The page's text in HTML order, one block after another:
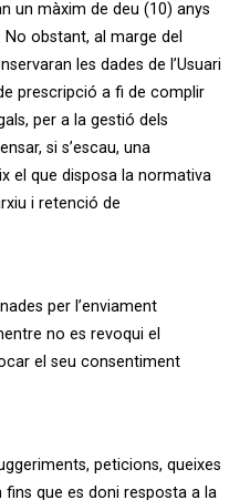
un màxim de deu (10) anys
obstant, al marge del
les dades de l’Usuari
prescripció a fi de complir
per a la gestió dels
si s’escau, una
el que disposa la normativa
i retenció de
per l’enviament
no es revoqui el
el seu consentiment
peticions, queixes
que es doni resposta a la